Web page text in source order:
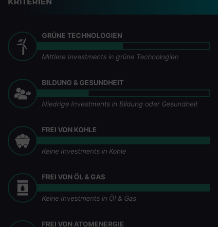
GRÜNE TECHNOLOGIEN
Mittlere Investments in grüne Technologien
BILDUNG & GESUNDHEIT
Niedrige Investments in Bildung oder Gesundheit
FREI VON KOHLE
Keine Investments in Kohle
FREI VON ÖL & GAS
Keine Investments in Öl & Gas
FREI VON ATOMENERGIE